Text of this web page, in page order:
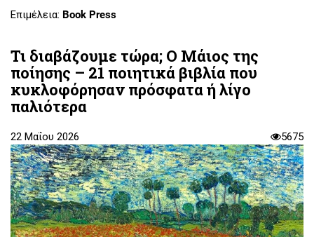
Επιμέλεια: Book Press
Τι διαβάζουμε τώρα; Ο Μάιος της
ποίησης – 21 ποιητικά βιβλία που
κυκλοφόρησαν πρόσφατα ή λίγο
παλιότερα
22 Μαΐου 2026 5675